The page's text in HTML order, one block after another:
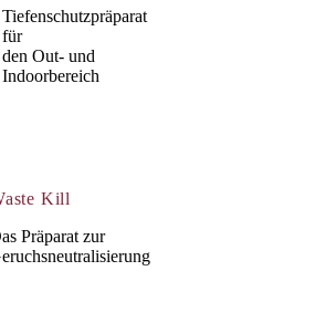
Tiefenschutzpräparat
für
den Out- und
Indoorbereich
Kill
Präparat zur